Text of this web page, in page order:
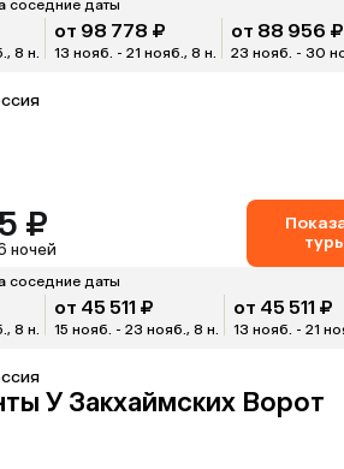
соседние даты
8 н.
от 98 778 ₽
13 нояб. - 21 нояб., 8 н.
от 88 956 ₽
23 нояб. - 30
₽
ночей
соседние даты
8 н.
от 45 511 ₽
15 нояб. - 23 нояб., 8 н.
от 45 511 ₽
13 нояб. - 21
У Закхаймских Ворот